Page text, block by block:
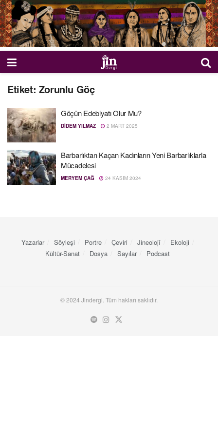
Etiket: Zorunlu Göç
Göçün Edebiyatı Olur Mu?
DIDEM YILMAZ 2 MART 2025
Barbarlıktan Kaçan Kadınların Yeni Barbarlıklarla
Mücadelesi
MERYEM ÇAĞ 24 KASIM 2024
Yazarlar Söyleşi Portre Çeviri Jineolojî
Ekoloji
Kültür-Sanat
Dosya Sayılar Podcast
© 2024 Jindergi. Tüm hakları saklıdır.